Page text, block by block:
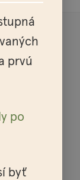
prvú
po
byť